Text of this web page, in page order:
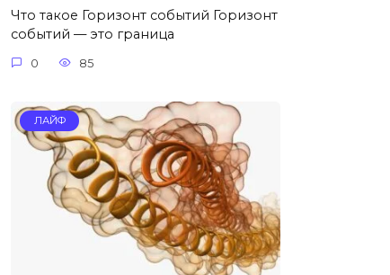
Что такое Горизонт событий Горизонт
событий — это граница
0 85
ЛАЙФ